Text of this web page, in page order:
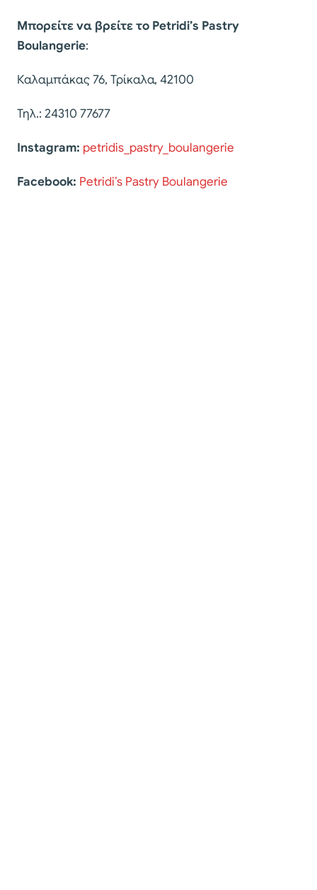
Μπορείτε να βρείτε το Petridi’s Pastry
Boulangerie:
Καλαμπάκας 76, Τρίκαλα, 42100
Τηλ.: 24310 77677
Instagram: petridis_pastry_boulangerie
Facebook: Petridi’s Pastry Boulangerie